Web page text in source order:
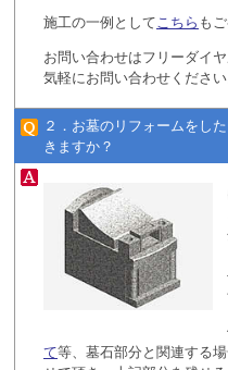
施工の一例として こちら も
お問い合わせはフリーダイ
気軽にお問い合わせください
２．お墓のリフォームをし
きますか？
て等、墓石部分と関連する